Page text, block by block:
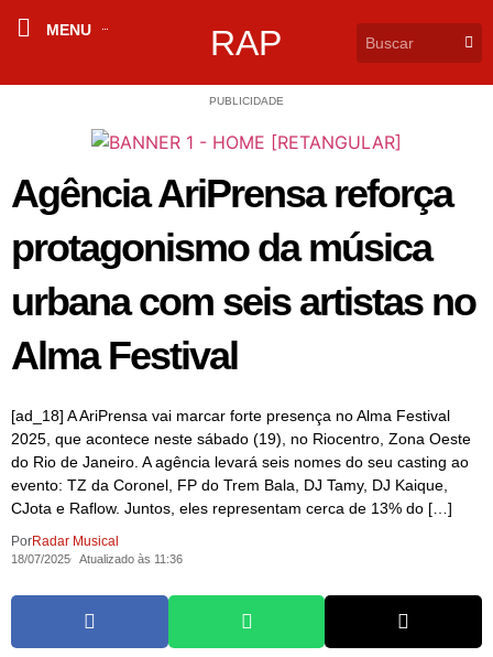
MENU RAP
PUBLICIDADE
Agência AriPrensa reforça
protagonismo da música
urbana com seis artistas no
Alma Festival
[ad_18] A AriPrensa vai marcar forte presença no Alma Festival
2025, que acontece neste sábado (19), no Riocentro, Zona Oeste
do Rio de Janeiro. A agência levará seis nomes do seu casting ao
evento: TZ da Coronel, FP do Trem Bala, DJ Tamy, DJ Kaique,
CJota e Raflow. Juntos, eles representam cerca de 13% do […]
PorRadar Musical
18/07/2025 Atualizado às 11:36